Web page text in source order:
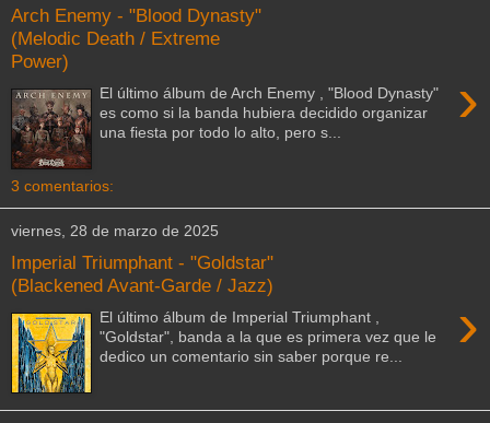
Arch Enemy - "Blood Dynasty"
(Melodic Death / Extreme
Power)
›
El último álbum de Arch Enemy , "Blood Dynasty"
es como si la banda hubiera decidido organizar
una fiesta por todo lo alto, pero s...
3 comentarios:
viernes, 28 de marzo de 2025
Imperial Triumphant - "Goldstar"
(Blackened Avant-Garde / Jazz)
›
El último álbum de Imperial Triumphant ,
"Goldstar", banda a la que es primera vez que le
dedico un comentario sin saber porque re...